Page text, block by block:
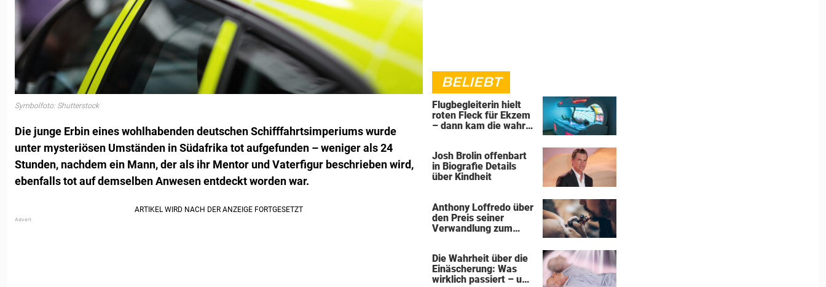
Symbolfoto: Shutterstock
Die junge Erbin eines wohlhabenden deutschen Schifffahrtsimperiums wurde
unter mysteriösen Umständen in Südafrika tot aufgefunden – weniger als 24
Stunden, nachdem ein Mann, der als ihr Mentor und Vaterfigur beschrieben wird,
ebenfalls tot auf demselben Anwesen entdeckt worden war.
BELIEBT
Flugbegleiterin hielt
roten Fleck für Ekzem
– dann kam die wahre
Josh Brolin offenbart
in Biografie Details
über Kindheit
Anthony Loffredo über
den Preis seiner
Verwandlung zum
Die Wahrheit über die
Einäscherung: Was
wirklich passiert – und